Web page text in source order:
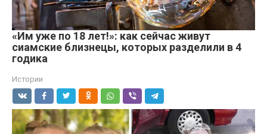
«Им уже по 18 лет!»: как сейчас живут
сиамские близнецы, которых разделили в 4
годика
Истории